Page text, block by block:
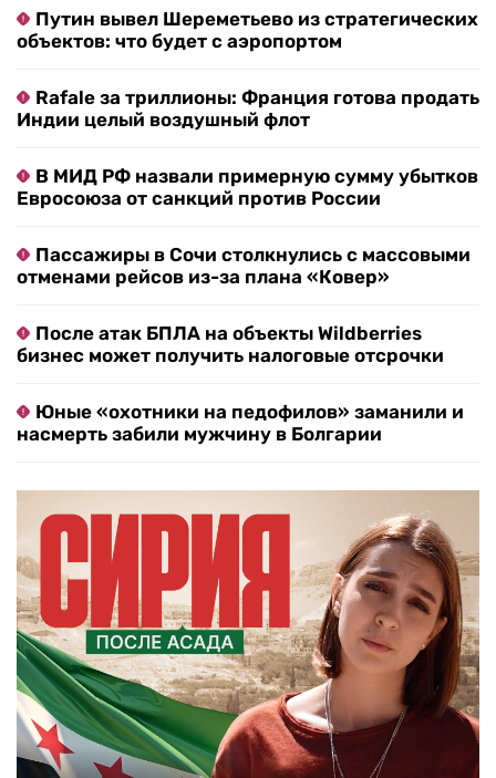
Путин вывел Шереметьево из стратегических
объектов: что будет с аэропортом
Rafale за триллионы: Франция готова продать
Индии целый воздушный флот
В МИД РФ назвали примерную сумму убытков
Евросоюза от санкций против России
Пассажиры в Сочи столкнулись с массовыми
отменами рейсов из-за плана «Ковер»
После атак БПЛА на объекты Wildberries
бизнес может получить налоговые отсрочки
Юные «охотники на педофилов» заманили и
насмерть забили мужчину в Болгарии